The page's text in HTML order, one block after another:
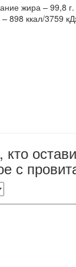
жира – 99,8 г.
– 898 ккал/3759
с